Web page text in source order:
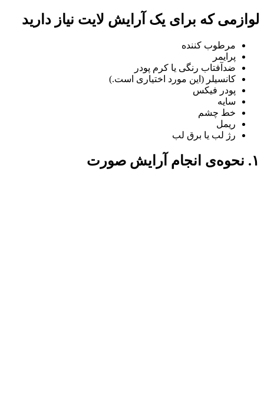
لوازمی که برای یک آرایش لایت نیاز دارید
مرطوب کننده
پرایمر
ضدآفتاب رنگی یا کرم پودر
کانسیلر (این مورد اختیاری است.)
پودر فیکس
سایه
خط چشم
ریمل
رژ لب یا برق لب
۱. نحوه‌ی انجام آرایش صورت